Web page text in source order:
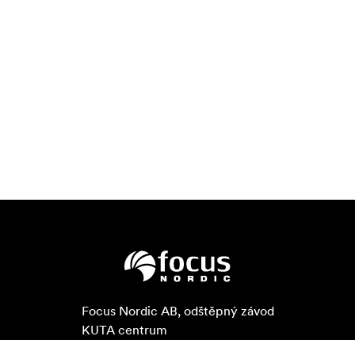
Focus Nordic AB, odštěpný závod
KUTA centrum